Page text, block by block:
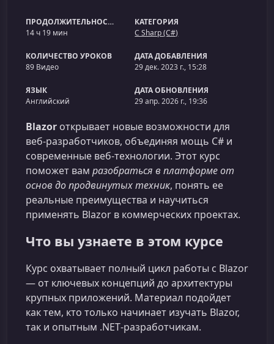
ПРОДОЛЖИТЕЛЬНОСТЬ
14 ч 19 мин
КАТЕГОРИЯ
C Sharp (C#)
КОЛИЧЕСТВО УРОКОВ
89 Видео
ДАТА ДОБАВЛЕНИЯ
29 дек. 2023 г., 15:28
ЯЗЫК
Английский
ДАТА ОБНОВЛЕНИЯ
29 апр. 2026 г., 19:36
Blazor открывает новые возможности для
веб‑разработчиков, объединяя мощь C# и
современные веб‑технологии. Этот курс
поможет вам разобраться в платформе от
основ до продвинутых техник, понять ее
реальные преимущества и научиться
применять Blazor в коммерческих проектах.
Что вы узнаете в этом курсе
Курс охватывает полный цикл работы с Blazor
— от ключевых концепций до архитектуры
крупных приложений. Материал подойдет
как тем, кто только начинает изучать Blazor,
так и опытным .NET‑разработчикам.